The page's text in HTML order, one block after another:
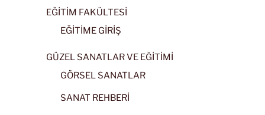
EĞİTİM FAKÜLTESİ
EĞİTİME GİRİŞ
GÜZEL SANATLAR VE EĞİTİMİ
GÖRSEL SANATLAR
SANAT REHBERİ